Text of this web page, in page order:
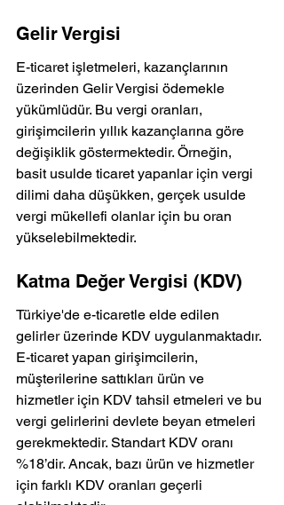
Gelir Vergisi
E-ticaret işletmeleri, kazançlarının
üzerinden Gelir Vergisi ödemekle
yükümlüdür. Bu vergi oranları,
girişimcilerin yıllık kazançlarına göre
değişiklik göstermektedir. Örneğin,
basit usulde ticaret yapanlar için vergi
dilimi daha düşükken, gerçek usulde
vergi mükellefi olanlar için bu oran
yükselebilmektedir.
Katma Değer Vergisi (KDV)
Türkiye'de e-ticaretle elde edilen
gelirler üzerinde KDV uygulanmaktadır.
E-ticaret yapan girişimcilerin,
müşterilerine sattıkları ürün ve
hizmetler için KDV tahsil etmeleri ve bu
vergi gelirlerini devlete beyan etmeleri
gerekmektedir. Standart KDV oranı
%18’dir. Ancak, bazı ürün ve hizmetler
için farklı KDV oranları geçerli